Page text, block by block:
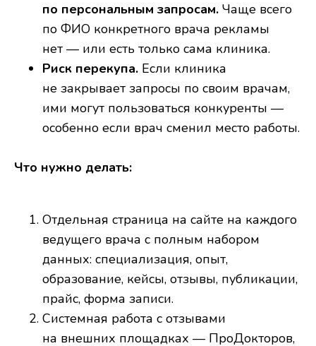
по персональным запросам. Чаще всего
по ФИО конкретного врача рекламы
нет — или есть только сама клиника.
Риск перекупа. Если клиника
не закрывает запросы по своим врачам,
ими могут пользоваться конкуренты —
особенно если врач сменил место работы.
Что нужно делать:
Отдельная страница на сайте на каждого
ведущего врача с полным набором
данных: специализация, опыт,
образование, кейсы, отзывы, публикации,
прайс, форма записи.
Системная работа с отзывами
на внешних площадках — ПроДокторов,